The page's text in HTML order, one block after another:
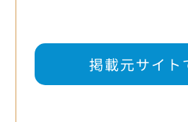
掲載元サイト